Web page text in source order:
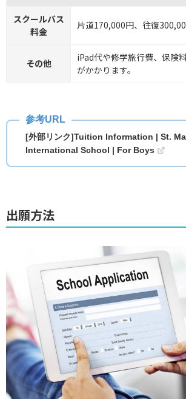
スクールバス
料金
片道170,000円、往復
その他
iPad代や修学旅行費、保険
がかかります。
[外部リンク]Tuition Information | St.
International School | For Boys
出願方法